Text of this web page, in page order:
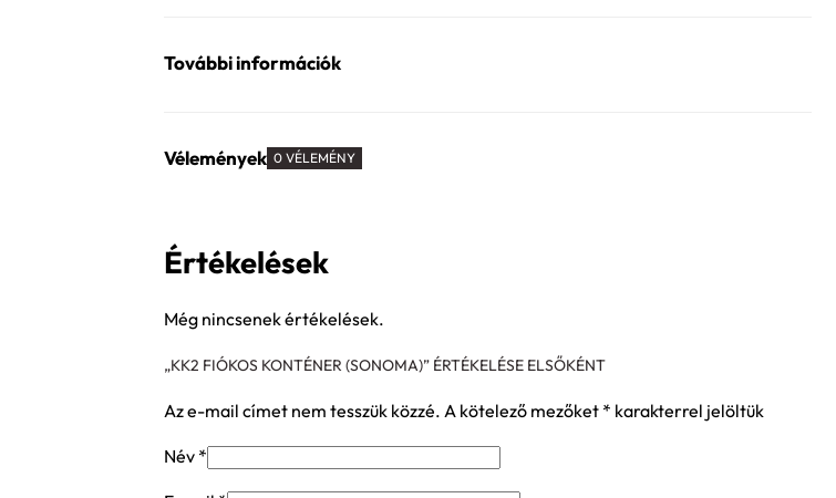
További információk
Vélemények 0 VÉLEMÉNY
Értékelések
Még nincsenek értékelések.
„KK2 FIÓKOS KONTÉNER (SONOMA)” ÉRTÉKELÉSE ELSŐKÉNT
Az e-mail címet nem tesszük közzé. A kötelező mezőket * karakterrel jelöltük
Név *